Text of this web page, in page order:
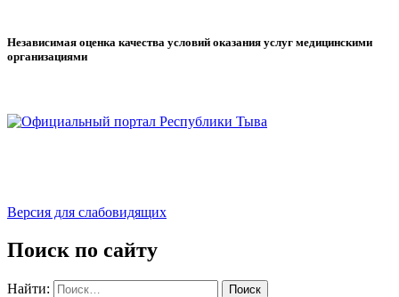
Независимая оценка качества условий оказания услуг медицинскими
организациями
Версия для слабовидящих
Поиск по сайту
Найти: